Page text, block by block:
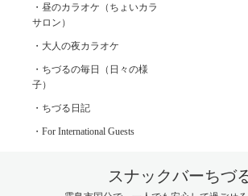
・昼のカラオケ（ちょいカラ
サロン）
・大人の夜カラオケ
・ちづるの毎日（日々の様
子）
・ちづる日記
・For International Guests
スナックバーちづ